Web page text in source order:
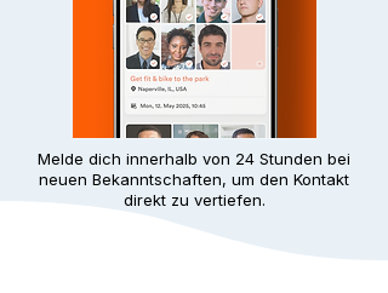
Melde dich innerhalb von 24 Stunden bei
neuen Bekanntschaften, um den Kontakt
direkt zu vertiefen.